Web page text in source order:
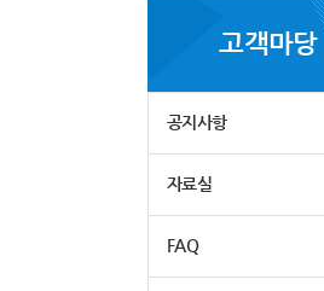
고객마당
공지사항
자료실
FAQ